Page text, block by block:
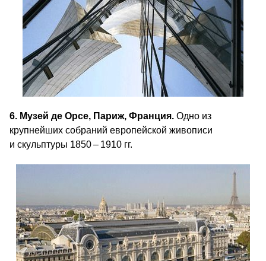
6. Музей де Орсе, Париж, Франция. Одно из
крупнейших собраний европейской живописи
и скульптуры 1850 – 1910 гг.